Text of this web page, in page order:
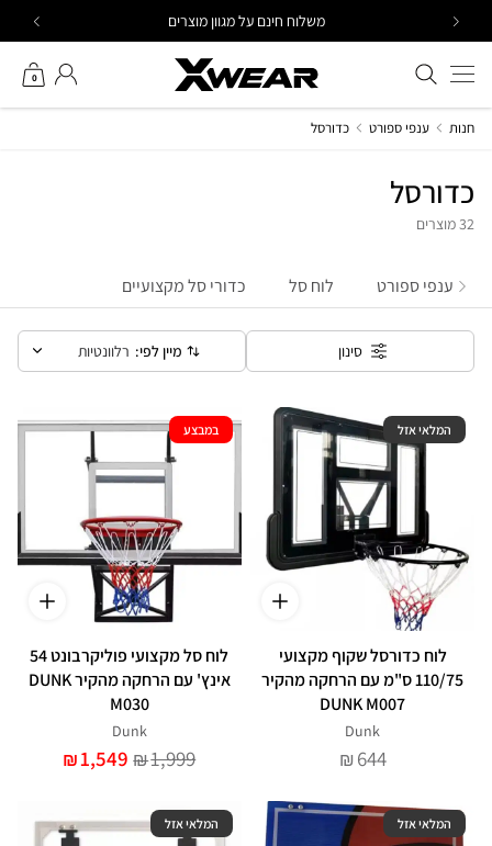
content
משלוח חינם על מגוון מוצרים
חיפוש באתר
0
החשבון שלי
חנות ענפי ספורט כדורסל
כדורסל
32 מוצרים
ענפי ספורט לוח סל כדורי סל מקצועיים
סינון מיין לפי: רלוונטיות
המלאי אזל
לוח כדורסל שקוף מקצועי
110/75 ס"מ עם הרחקה מהקיר
DUNK M007
Dunk
₪ 644
במבצע
לוח סל מקצועי פוליקרבונט 54
אינץ' עם הרחקה מהקיר DUNK
M030
Dunk
₪ 1,549 ₪1,999
המלאי אזל המלאי אזל